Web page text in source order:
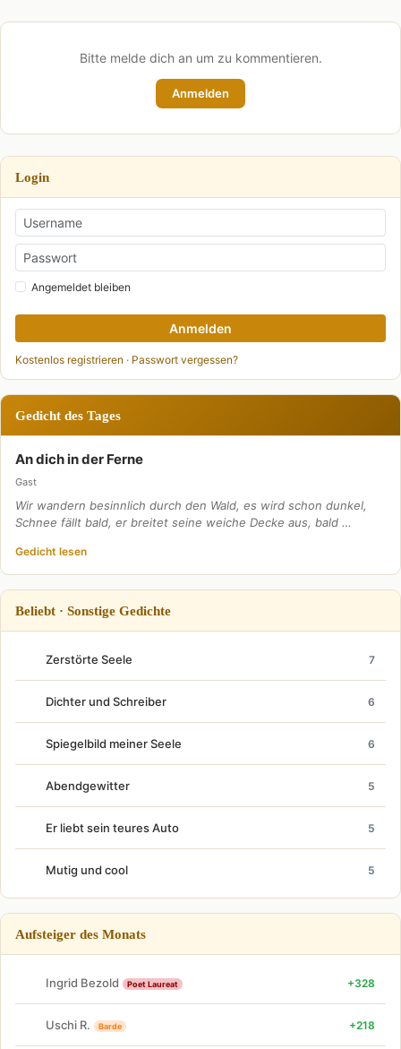
Bitte melde dich an um zu kommentieren.
Anmelden
Login
Angemeldet bleiben
Anmelden
Kostenlos registrieren · Passwort vergessen?
Gedicht des Tages
An dich in der Ferne
Gast
Wir wandern besinnlich durch den Wald, es wird schon dunkel,
Schnee fällt bald, er breitet seine weiche Decke aus, bald …
Gedicht lesen
Beliebt · Sonstige Gedichte
Zerstörte Seele 7
Dichter und Schreiber 6
Spiegelbild meiner Seele 6
Abendgewitter 5
Er liebt sein teures Auto 5
Mutig und cool 5
Aufsteiger des Monats
Ingrid Bezold Poet Laureat +328
Uschi R. Barde +218